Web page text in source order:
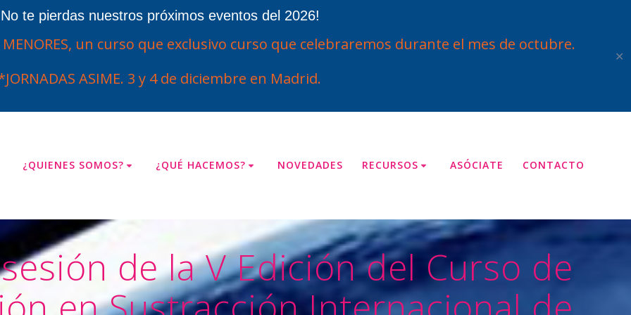
te pierdas nuestros próximos eventos del 2026!
MENORES, un curso que exclusivo curso que celebraremos durante el mes de octubre.
ASIME. 3 y 4 de diciembre en Madrid.
✕
¿QUIENES SOMOS? ¿QUÉ HACEMOS? NOVEDADES RECURSOS ASÓCIATE CONTACTO
de la V Edición del Curso de